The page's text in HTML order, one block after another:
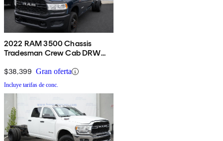
2022 RAM 3500 Chassis
Tradesman Crew Cab DRW
$38,399 Gran oferta
Incluye tarifas de conc.